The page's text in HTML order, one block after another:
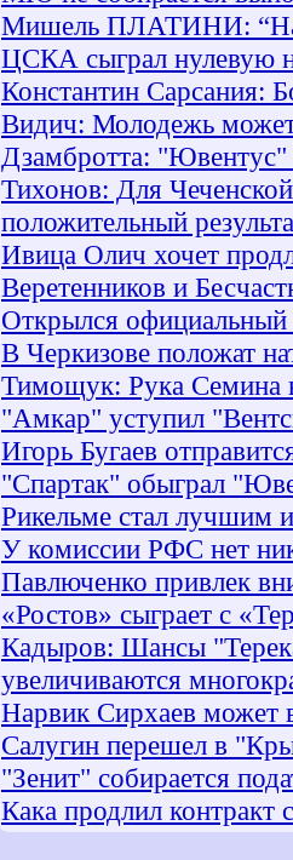
Мишель ПЛАТИНИ: “На
ЦСКА сыграл нулевую
Константин Сарсания:
Видич: Молодежь может
Дзамбротта: "Ювентус"
Тихонов: Для
положительный
Ивица Олич хочет
Веретенников и
Открылся
В Черкизове положат
Тимощук: Рука Семина
"Амкар" уступил
Игорь Бугаев
"Спартак" обыграл
Рикельме стал лучшим
У комиссии РФС нет
Павлюченко привлек
«Ростов» сыграет с
Кадыров: Шансы
увеличиваются
Нарвик Сирхаев может
Салугин перешел в
"Зенит" собирается
Кака продлил